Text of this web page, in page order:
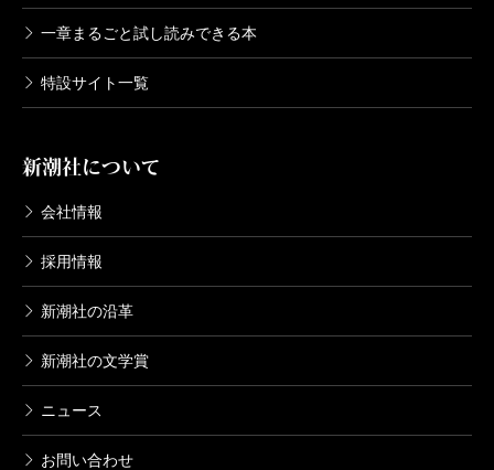
一章まるごと試し読みできる本
特設サイト一覧
新潮社について
会社情報
採用情報
新潮社の沿革
新潮社の文学賞
ニュース
お問い合わせ